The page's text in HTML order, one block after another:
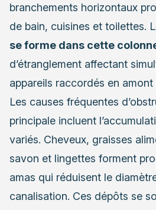
branchements horizontaux
de bain, cuisines et toilettes.
se forme dans cette
d’étranglement affectant
appareils raccordés en amont
Les causes fréquentes
principale incluent
variés. Cheveux, graisses
savon et lingettes forment
amas qui réduisent le
canalisation. Ces dépôts se